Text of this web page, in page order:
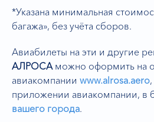
*Указана минимальная
багажа», без учёта сборов.
Авиабилеты на эти и другие
АЛРОСА можно оформить на
авиакомпании www.alrosa.aero,
приложении авиакомпании, в
вашего города.